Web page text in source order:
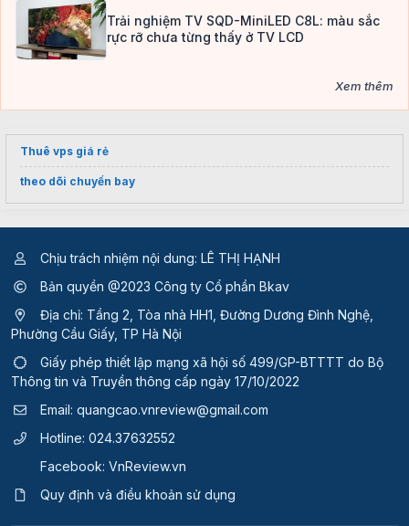
Trải nghiệm TV SQD-MiniLED C8L: màu sắc
rực rỡ chưa từng thấy ở TV LCD
Xem thêm
Thuê vps giá rẻ
theo dõi chuyến bay
Chịu trách nhiệm nội dung: LÊ THỊ HẠNH
Bản quyền @2023 Công ty Cổ phần Bkav
Địa chỉ: Tầng 2, Tòa nhà HH1, Đường Dương Đình Nghệ,
Phường Cầu Giấy, TP Hà Nội
Giấy phép thiết lập mạng xã hội số 499/GP-BTTTT do Bộ
Thông tin và Truyền thông cấp ngày 17/10/2022
Email: quangcao.vnreview@gmail.com
Hotline: 024.37632552
Facebook: VnReview.vn
Quy định và điều khoản sử dụng